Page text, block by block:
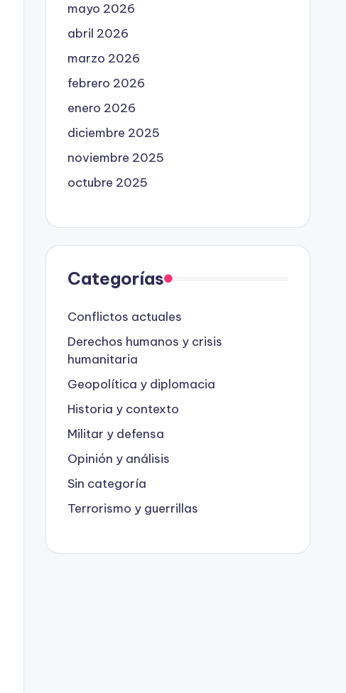
mayo 2026
abril 2026
marzo 2026
febrero 2026
enero 2026
diciembre 2025
noviembre 2025
octubre 2025
Categorías
Conflictos actuales
Derechos humanos y crisis
humanitaria
Geopolítica y diplomacia
Historia y contexto
Militar y defensa
Opinión y análisis
Sin categoría
Terrorismo y guerrillas